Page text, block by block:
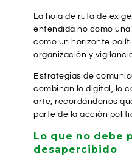
La hoja de ruta de
entendida no como
como un horizonte
organización y
Estrategias de
combinan lo digital, lo
arte, recordándonos
parte de la acción
Lo que no debe
desapercibido